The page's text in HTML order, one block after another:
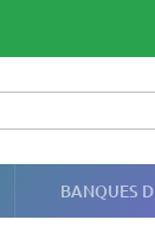
BANQUES